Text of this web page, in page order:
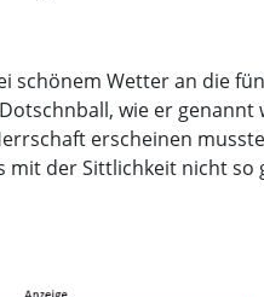
schönem Wetter an die
wie er
erscheinen
der Sittlichkeit nicht